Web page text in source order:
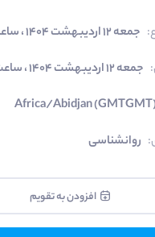
: جمعه ۱۲ اردیبهشت ۱۴۰۴ ، ساعت ۰۸:۳۰
: جمعه ۱۲ اردیبهشت ۱۴۰۴ ، ساعت ۱۴:۳۰
Africa/Abidjan
: روانشناسی
افزودن به تقویم